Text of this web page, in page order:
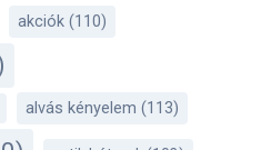
akciók (110)
alvás kényelem (113)